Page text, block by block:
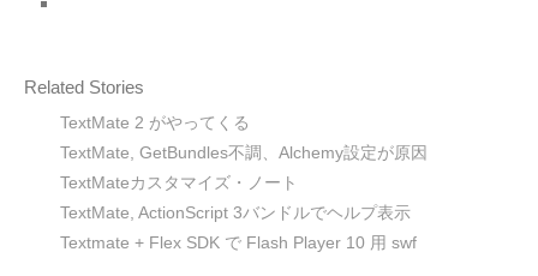
Related Stories
TextMate 2 がやってくる
TextMate, GetBundles不調、Alchemy設定が原因
TextMateカスタマイズ・ノート
TextMate, ActionScript 3バンドルでヘルプ表示
Textmate + Flex SDK で Flash Player 10 用 swf